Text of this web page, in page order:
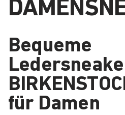
Bequeme
für Damen